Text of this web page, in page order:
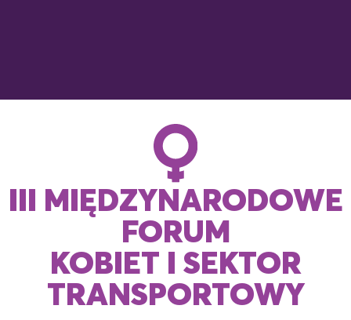
III MIĘDZYNARODOWE
FORUM
KOBIET I SEKTOR
TRANSPORTOWY